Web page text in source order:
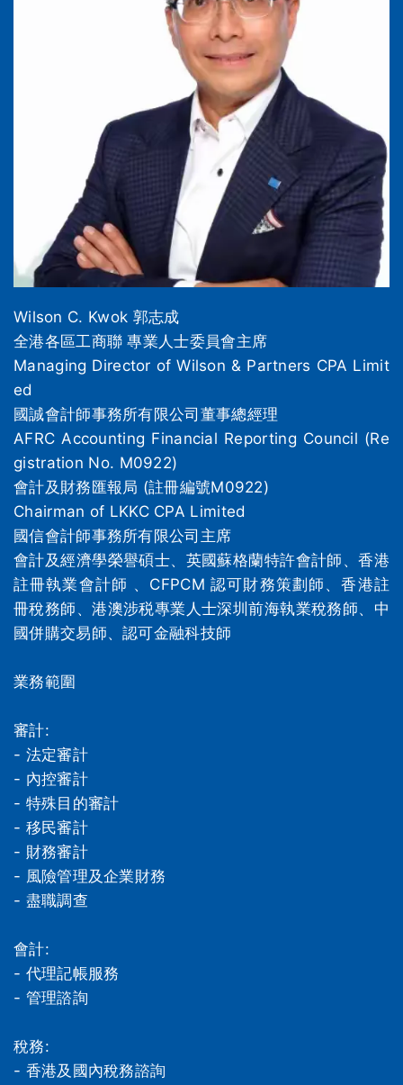
Wilson C. Kwok 郭志成
全港各區工商聯 專業人士委員會主席
Managing Director of Wilson & Partners CPA Limit
ed
國誠會計師事務所有限公司董事總經理
AFRC Accounting Financial Reporting Council (Re
gistration No. M0922)
會計及財務匯報局 (註冊編號M0922)
Chairman of LKKC CPA Limited
國信會計師事務所有限公司主席
會計及經濟學榮譽碩⼠、英國蘇格蘭特許會計師、⾹港
註冊執業會計師 、CFPCM 認可財務策劃師、⾹港註
冊稅務師、港澳涉税專業人士深圳前海執業稅務師、中
國併購交易師、認可⾦融科技師
業務範圍
審計:
- 法定審計
- 內控審計
- 特殊目的審計
- 移民審計
- 財務審計
- 風險管理及企業財務
- 盡職調查
會計:
- 代理記帳服務
- 管理諮詢
稅務:
- 香港及國內稅務諮詢